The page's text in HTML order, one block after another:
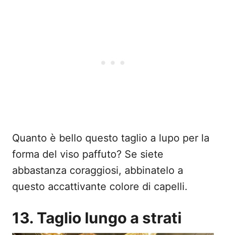
Quanto è bello questo taglio a lupo per la
forma del viso paffuto? Se siete
abbastanza coraggiosi, abbinatelo a
questo accattivante colore di capelli.
13. Taglio lungo a strati